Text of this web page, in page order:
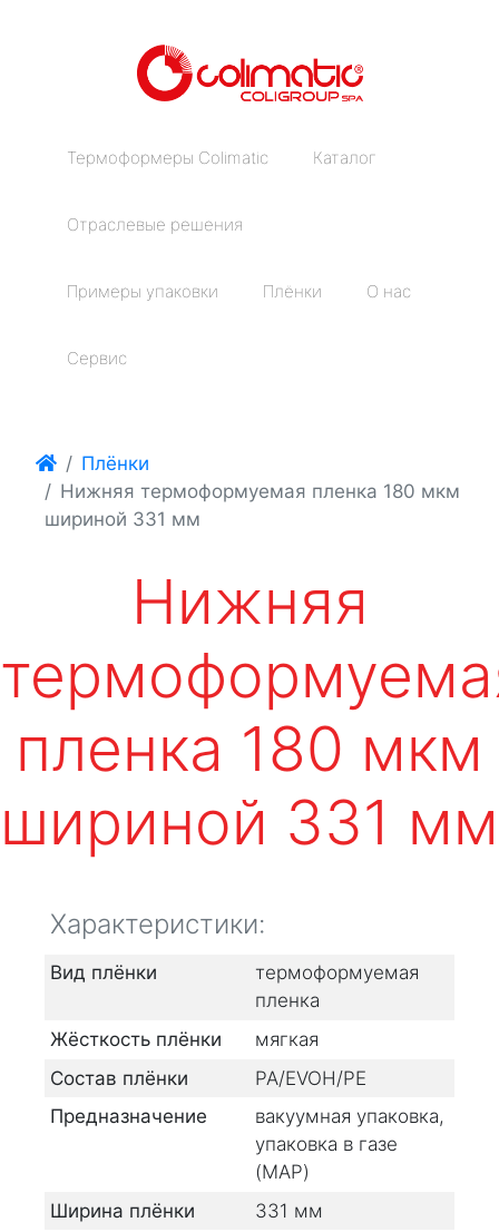
Термоформеры Colimatic Каталог
Отраслевые решения
Примеры упаковки Плёнки О нас
Сервис
Плёнки
Нижняя термоформуемая пленка 180 мкм
шириной 331 мм
Нижняя
пленка 180 мкм
шириной 331 мм
Характеристики:
Вид плёнки
термоформуемая
пленка
Жёсткость плёнки
мягкая
Состав плёнки
PA/EVOH/PE
Предназначение
вакуумная упаковка,
упаковка в газе
(MAP)
Ширина плёнки
331 мм